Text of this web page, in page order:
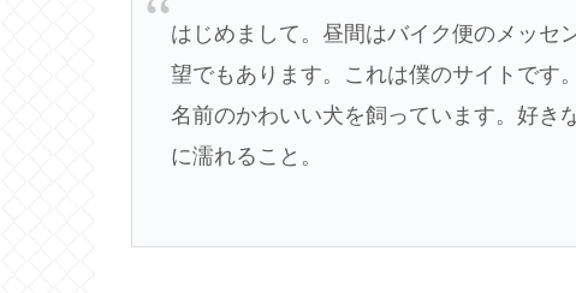
はじめまして。昼間はバイク便のメッセ
望でもあります。これは僕のサイトです
名前のかわいい犬を飼っています。好き
に濡れること。